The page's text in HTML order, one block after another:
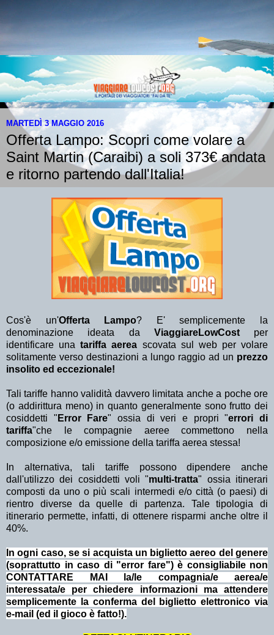
MARTEDÌ 3 MAGGIO 2016
Offerta Lampo: Scopri come volare a
Saint Martin (Caraibi) a soli 373€ andata
e ritorno partendo dall'Italia!
Cos'è un'Offerta Lampo? E' semplicemente la
denominazione ideata da ViaggiareLowCostper
identificare unatariffa aerea scovata sul web per volare
solitamente verso destinazioni a lungo raggio ad un prezzo
insolito ed eccezionale!
Tali tariffe hanno validità davvero limitata anche a poche ore
(o addirittura meno) in quanto generalmente sono frutto dei
cosiddetti " Error Fare" ossia di veri e propri "errori di
tariffa"che le compagnie aeree commettono nella
composizione e/o emissione della tariffa aerea stessa!
In alternativa, tali tariffe possono dipendere anche
dall'utilizzo dei cosiddetti voli "multi-tratta" ossia itinerari
composti da uno o più scali intermedi e/o città (o paesi) di
rientro diverse da quelle di partenza. Tale tipologia di
itinerario permette, infatti, di ottenere risparmi anche oltre il
40%.
In ogni caso, se si acquista un biglietto aereo del genere
(soprattutto in caso di "error fare") è consigliabile non
CONTATTARE MAI la/le compagnia/e aerea/e
interessata/e per chiedere informazioni ma attendere
semplicemente la conferma del biglietto elettronico via
e-mail (ed il gioco è fatto!).